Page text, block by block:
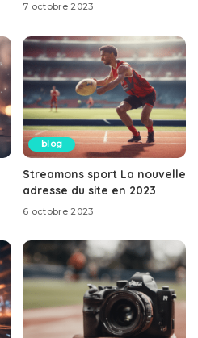
7 octobre 2023
blog
Streamons sport La nouvelle
adresse du site en 2023
6 octobre 2023